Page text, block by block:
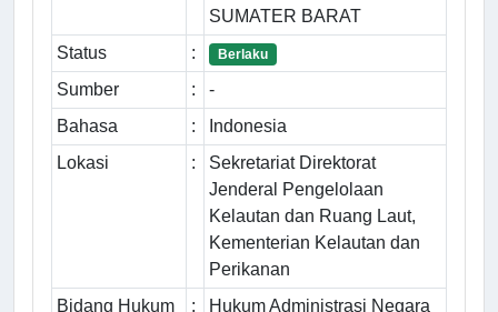
SUMATER BARAT
Status
: Berlaku
Sumber :
-
Bahasa
:
Indonesia
Lokasi
:
Sekretariat Direktorat
Jenderal Pengelolaan
Kelautan dan Ruang Laut,
Kementerian Kelautan dan
Perikanan
Bidang Hukum
: Hukum Administrasi Negara